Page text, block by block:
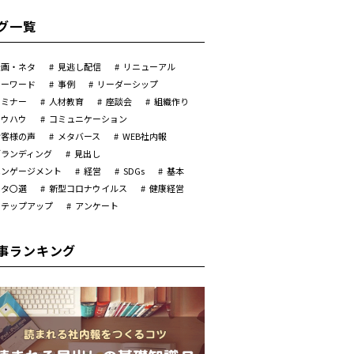
一覧
・ネタ 見逃し配信
リニューアル
ワード
事例
リーダーシップ
ナー
人材教育 座談会
組織作り
ハウ
コミュニケーション
様の声
メタバース
WEB社内報
ンディング
見出し
ゲージメント
経営 SDGs
基本
〇選
新型コロナウイルス
健康経営
ップアップ
アンケート
ランキング